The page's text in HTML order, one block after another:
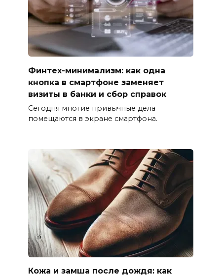
Финтех-минимализм: как одна
кнопка в смартфоне заменяет
визиты в банки и сбор справок
Сегодня многие привычные дела
помещаются в экране смартфона.
Кожа и замша после дождя: как